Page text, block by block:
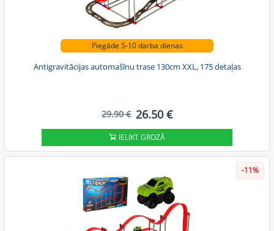
Piegāde 5-10 darba dienas
Antigravitācijas automašīnu trase 130cm XXL, 175 detaļas
29.90 € 26.50 €
IELIKT GROZĀ
-11%